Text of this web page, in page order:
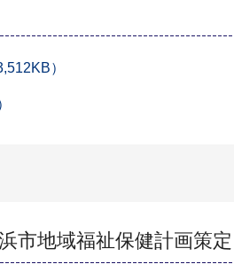
）
市地域福祉保健計画策